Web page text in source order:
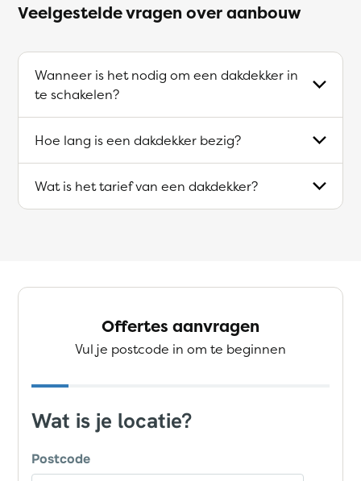
Veelgestelde vragen over aanbouw
Wanneer is het nodig om een dakdekker in
te schakelen?
Hoe lang is een dakdekker bezig?
Wat is het tarief van een dakdekker?
Offertes aanvragen
Vul je postcode in om te beginnen